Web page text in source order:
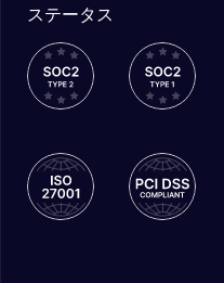
ステータス